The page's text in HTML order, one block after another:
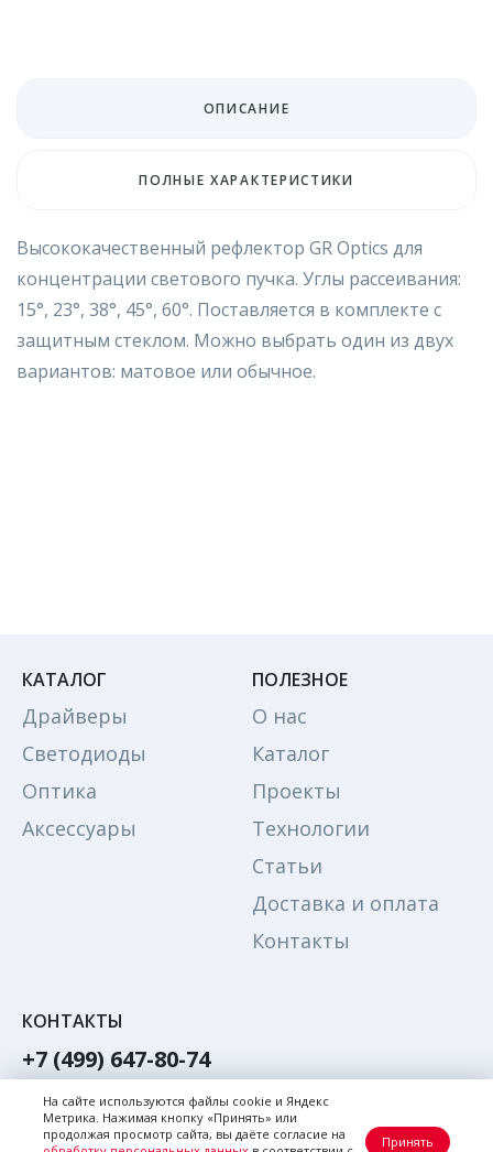
ОПИСАНИЕ
ПОЛНЫЕ ХАРАКТЕРИСТИКИ
Высококачественный рефлектор GR Optics для
концентрации светового пучка. Углы рассеивания:
15°, 23°, 38°, 45°, 60°. Поставляется в комплекте с
защитным стеклом. Можно выбрать один из двух
вариантов: матовое или обычное.
КАТАЛОГ
Драйверы
Светодиоды
Оптика
Аксессуары
ПОЛЕЗНОЕ
О нас
Каталог
Проекты
Технологии
Статьи
Доставка и оплата
Контакты
КОНТАКТЫ
+7 (499) 647-80-74
Обратный звонок
Написать в Max
На сайте используются файлы cookie и Яндекс
Метрика. Нажимая кнопку «Принять» или
продолжая просмотр сайта, вы даёте согласие на
Принять